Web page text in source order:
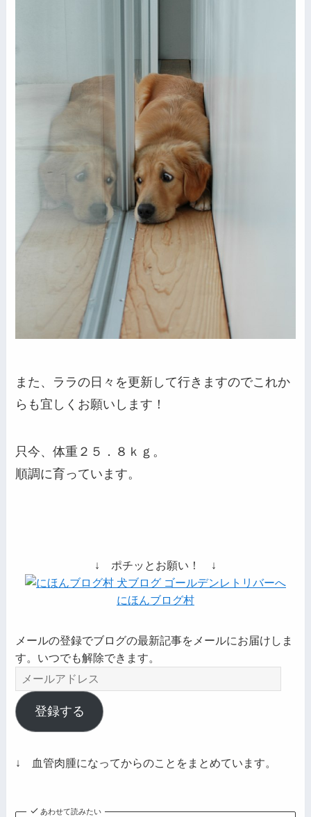
また、ララの日々を更新して行きますのでこれか
らも宜しくお願いします！
只今、体重２５．８ｋｇ。
順調に育っています。
↓ ポチッとお願い！ ↓
にほんブログ村
メールの登録でブログの最新記事をメールにお届けしま
す。いつでも解除できます。
メ
ー
ル
ア
レ
登録する
↓ 血管肉腫になってからのことをまとめています。
あわせて読みたい